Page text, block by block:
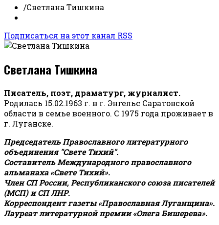
/Светлана Тишкина
Подписаться на этот канал RSS
Светлана Тишкина
Писатель, поэт, драматург, журналист.
Родилась 15.02.1963 г. в г. Энгельс Саратовской
области в семье военного. С 1975 года проживает в
г. Луганске.
Председатель Православного литературного
объединения "Свете Тихий".
Составитель Международного православного
альманаха «Свете Тихий».
Член СП России, Республиканского союза писателей
(МСП) и СП ЛНР.
Корреспондент газеты «Православная Луганщина».
Лауреат литературной премии «Олега Бишерева».